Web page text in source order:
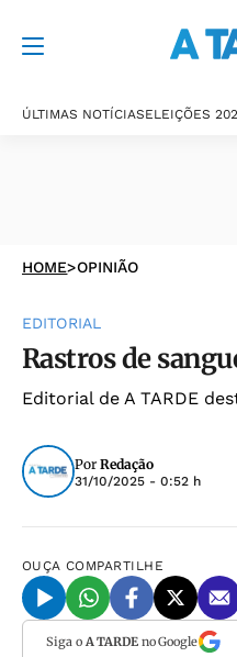
ÚLTIMAS NOTÍCIASELEIÇÕES
HOME>OPINIÃO
EDITORIAL
Rastros de
Editorial de A TARDE
Por Redação
31/10/2025 - 0:52 h
OUÇA COMPARTILHE
Siga o A TARDEno Google